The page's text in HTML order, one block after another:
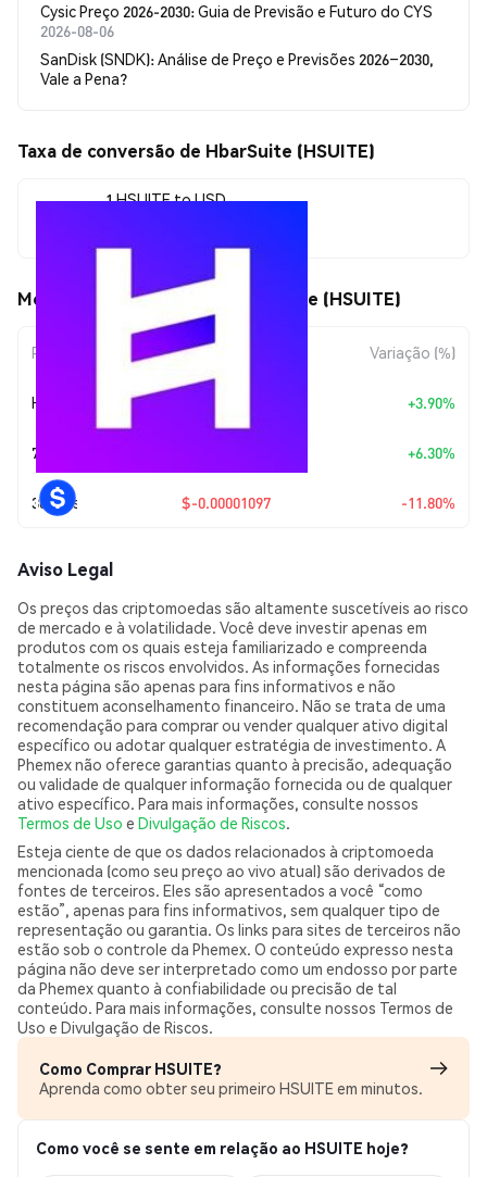
Cysic Preço 2026-2030: Guia de Previsão e Futuro do CYS
2026-08-06
SanDisk (SNDK): Análise de Preço e Previsões 2026–2030,
Vale a Pena?
Taxa de conversão de HbarSuite (HSUITE)
1 HSUITE to USD
Movimentos de preço de HbarSuite (HSUITE)
Período Variação do Valor Variação (%)
Hoje +3.90%
7 Dias +6.30%
30 Dias $-0.00001097 -11.80%
Aviso Legal
Os preços das criptomoedas são altamente suscetíveis ao risco
de mercado e à volatilidade. Você deve investir apenas em
produtos com os quais esteja familiarizado e compreenda
totalmente os riscos envolvidos. As informações fornecidas
nesta página são apenas para fins informativos e não
constituem aconselhamento financeiro. Não se trata de uma
recomendação para comprar ou vender qualquer ativo digital
específico ou adotar qualquer estratégia de investimento. A
Phemex não oferece garantias quanto à precisão, adequação
ou validade de qualquer informação fornecida ou de qualquer
ativo específico. Para mais informações, consulte nossos
Termos de Uso e Divulgação de Riscos.
Esteja ciente de que os dados relacionados à criptomoeda
mencionada (como seu preço ao vivo atual) são derivados de
fontes de terceiros. Eles são apresentados a você “como
estão”, apenas para fins informativos, sem qualquer tipo de
representação ou garantia. Os links para sites de terceiros não
estão sob o controle da Phemex. O conteúdo expresso nesta
página não deve ser interpretado como um endosso por parte
da Phemex quanto à confiabilidade ou precisão de tal
conteúdo. Para mais informações, consulte nossos Termos de
Uso e Divulgação de Riscos.
Como Comprar HSUITE?
Aprenda como obter seu primeiro HSUITE em minutos.
Como você se sente em relação ao HSUITE hoje?